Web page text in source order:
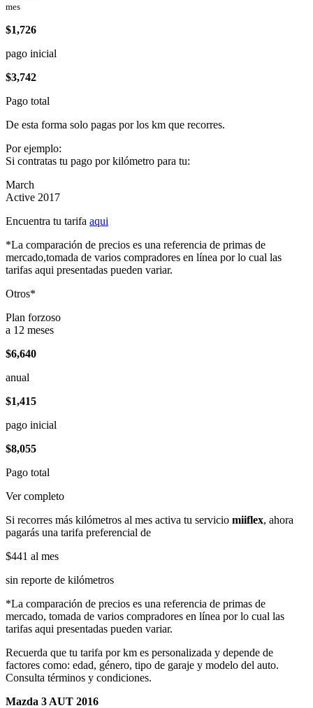
mes
$1,726
pago inicial
$3,742
Pago total
De esta forma solo pagas por los km que recorres.
Por ejemplo:
Si contratas tu pago por kilómetro para tu:
March
Active 2017
Encuentra tu tarifa aqui
*La comparación de precios es una referencia de primas de
mercado,tomada de varios compradores en línea por lo cual las
tarifas aqui presentadas pueden variar.
Otros*
Plan forzoso
a 12 meses
$6,640
anual
$1,415
pago inicial
$8,055
Pago total
Ver completo
Si recorres más kilómetros al mes activa tu servicio miiflex, ahora
pagarás una tarifa preferencial de
$441 al mes
sin reporte de kilómetros
*La comparación de precios es una referencia de primas de
mercado, tomada de varios compradores en línea por lo cual las
tarifas aqui presentadas pueden variar.
Recuerda que tu tarifa por km es personalizada y depende de
factores como: edad, género, tipo de garaje y modelo del auto.
Consulta términos y condiciones.
Mazda 3 AUT 2016